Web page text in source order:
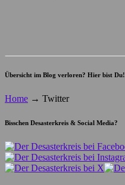
Übersicht im Blog verloren? Hier bist Du!
Home → Twitter
Bisschen Desasterkreis & Social Media?